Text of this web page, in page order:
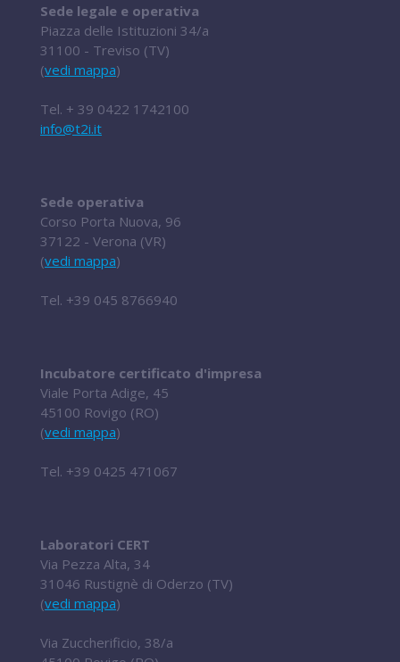
Sede legale e operativa
Piazza delle Istituzioni 34/a
31100 - Treviso (TV)
(vedi mappa)
Tel. + 39 0422 1742100
info@t2i.it
Sede operativa
Corso Porta Nuova, 96
37122 - Verona (VR)
(vedi mappa)
Tel. +39 045 8766940
Incubatore certificato d'impresa
Viale Porta Adige, 45
45100 Rovigo (RO)
(vedi mappa)
Tel. +39 0425 471067
Laboratori CERT
Via Pezza Alta, 34
31046 Rustignè di Oderzo (TV)
(vedi mappa)
Via Zuccherificio, 38/a